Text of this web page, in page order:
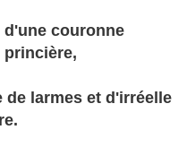
d'une couronne
princière,
de larmes et d'irréelle